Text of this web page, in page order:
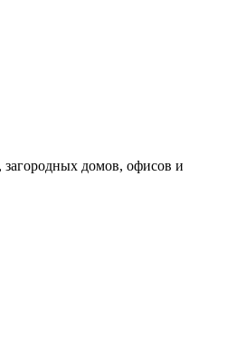
загородных домов, офисов и